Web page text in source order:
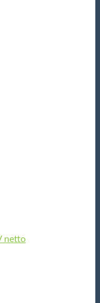
netto